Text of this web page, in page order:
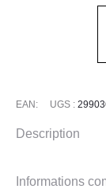
Noir
EAN: UGS :
Description
Informations